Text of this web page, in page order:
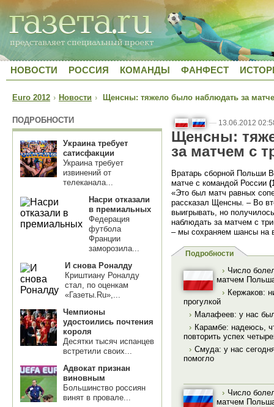
НОВОСТИ РОССИЯ КОМАНДЫ ФАНФЕСТ
Euro 2012 › Новости › Щенсны: тяжело было наблюдать за
ПОДРОБНОСТИ
Украина требует
сатисфакции
Украина требует
извинений от
телеканала...
Насри отказали
в премиальных
Федерация
футбола
Франции
заморозила...
И снова Роналду
Криштиану Роналду
стал, по оценкам
«Газеты.Ru»,...
Чемпионы
удостоились почтения
короля
Десятки тысяч испанцев
встретили своих...
Адвокат признан
виновным
Большинство россиян
винят в провале...
— 13.06.2012
Щенсны:
за матчем с
Вратарь сборной Польши
матче с командой России
«Это был матч равных
рассказал Щенсны. – Во
выигрывать, но
наблюдать за матчем с
– мы сохраняем шансы на
Подробности
› Число
матчем
› Кержаков:
прогулкой
› Малафеев: у нас
› Карамбе: надеюсь,
повторить успех
› Смуда: у нас
помогло
› Число
матчем